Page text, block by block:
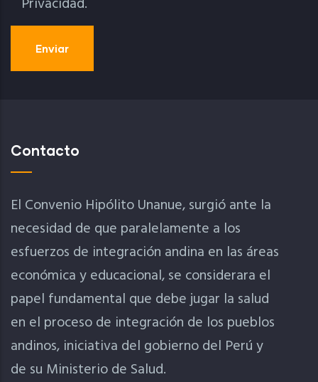
Contacto
El Convenio Hipólito Unanue, surgió ante la
necesidad de que paralelamente a los
esfuerzos de integración andina en las áreas
económica y educacional, se considerara el
papel fundamental que debe jugar la salud
en el proceso de integración de los pueblos
andinos, iniciativa del gobierno del Perú y
de su Ministerio de Salud.